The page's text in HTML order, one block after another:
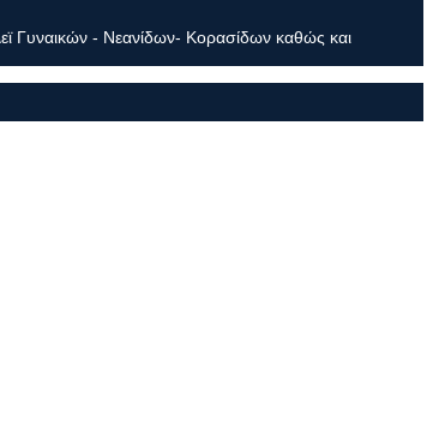
Γυναικών - Νεανίδων- Κορασίδων καθώς και